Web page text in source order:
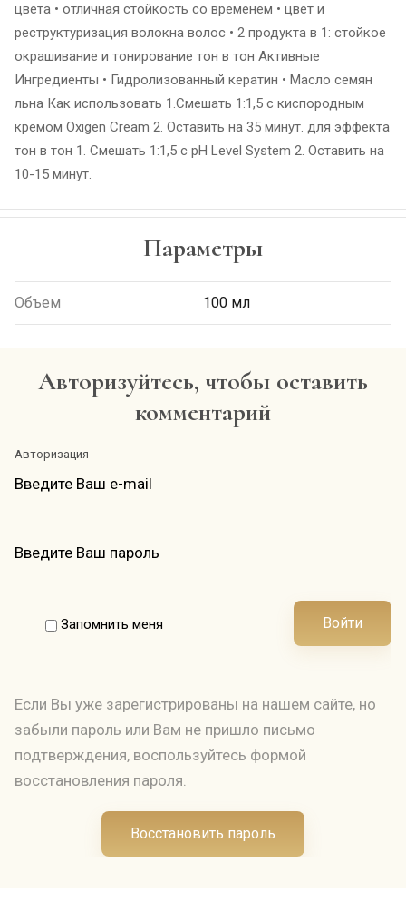
цвета • отличная стойкость со временем • цвет и
реструктуризация волокна волос • 2 продукта в 1: стойкое
окрашивание и тонирование тон в тон Активные
Ингредиенты • Гидролизованный кератин • Масло семян
льна Как использовать 1.Смешать 1:1,5 с киспородным
кремом Oxigen Cream 2. Оставить на 35 минут. для эффекта
тон в тон 1. Смешать 1:1,5 c pH Level System 2. Оставить на
10-15 минут.
Параметры
Объем 100 мл
Авторизуйтесь, чтобы оставить
комментарий
Авторизация
Запомнить меня Войти
Если Вы уже зарегистрированы на нашем сайте, но
забыли пароль или Вам не пришло письмо
подтверждения, воспользуйтесь формой
восстановления пароля.
Восстановить пароль